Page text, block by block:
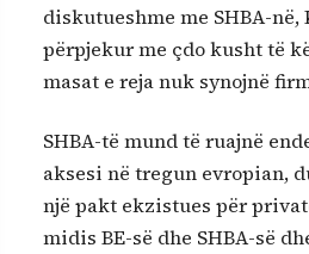
diskutueshme me SHBA-
përpjekur me çdo kusht të
masat e reja nuk synojnë
SHBA-të mund të ruajnë
aksesi në tregun evropian,
një pakt ekzistues për
midis BE-së dhe SHBA-së